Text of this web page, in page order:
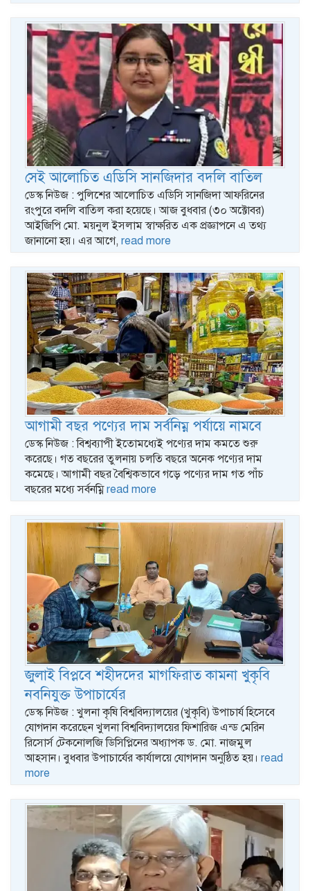
সেই আলোচিত এডিসি সানজিদার বদলি বাতিল
ডেস্ক নিউজ : পুলিশের আলোচিত এডিসি সানজিদা আফরিনের
রংপুরে বদলি বাতিল করা হয়েছে। আজ বুধবার (৩০ অক্টোবর)
আইজিপি মো. ময়নুল ইসলাম স্বাক্ষরিত এক প্রজ্ঞাপনে এ তথ্য
জানানো হয়। এর আগে, read more
আগামী বছর পণ্যের দাম সর্বনিম্ন পর্যায়ে নামবে
ডেস্ক নিউজ : বিশ্বব্যাপী ইতোমধ্যেই পণ্যের দাম কমতে শুরু
করেছে। গত বছরের তুলনায় চলতি বছরে অনেক পণ্যের দাম
কমেছে। আগামী বছর বৈশ্বিকভাবে গড়ে পণ্যের দাম গত পাঁচ
বছরের মধ্যে সর্বনম্নিread more
জুলাই বিপ্লবে শহীদদের মাগফিরাত কামনা খুকৃবি
নবনিযুক্ত উপাচার্যের
ডেস্ক নিউজ : খুলনা কৃষি বিশ্ববিদ্যালয়ের (খুকৃবি) উপাচার্য হিসেবে
যোগদান করেছেন খুলনা বিশ্ববিদ্যালয়ের ফিশারিজ এন্ড মেরিন
রিসোর্স টেকনোলজি ডিসিপ্লিনের অধ্যাপক ড. মো. নাজমুল
আহসান। বুধবার উপাচার্যের কার্যালয়ে যোগদান অনুষ্ঠিত হয়। read
more